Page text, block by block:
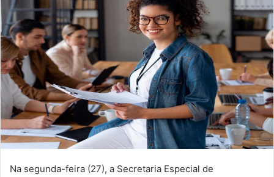
Na segunda-feira (27), a Secretaria Especial de